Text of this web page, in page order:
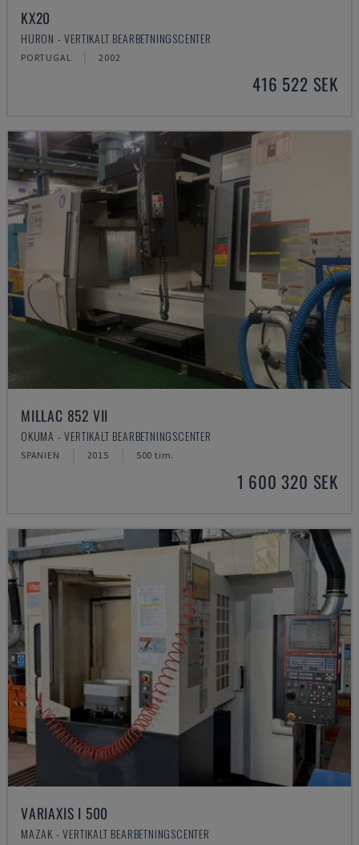
KX20
HURON - VERTIKALT BEARBETNINGSCENTER
PORTUGAL 2002
416 522 SEK
MILLAC 852 VII
OKUMA - VERTIKALT BEARBETNINGSCENTER
SPANIEN 2015 500 tim.
1 600 320 SEK
VARIAXIS I 500
MAZAK - VERTIKALT BEARBETNINGSCENTER